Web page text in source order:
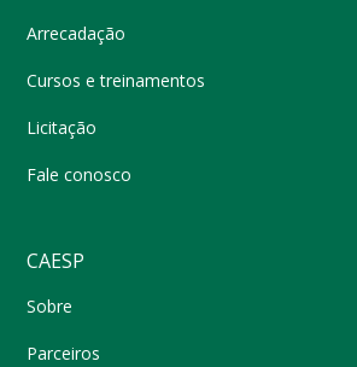
Arrecadação
Cursos e treinamentos
Licitação
Fale conosco
CAESP
Sobre
Parceiros